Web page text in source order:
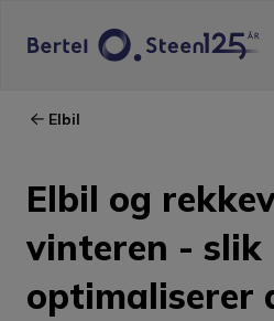
Elbil
Elbil og
vinteren - slik
optimaliserer